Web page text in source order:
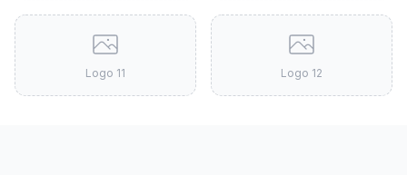
Logo 11 Logo 12